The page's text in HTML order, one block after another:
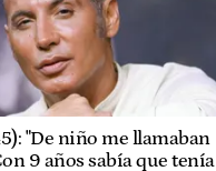
"De niño me llamaban
9 años sabía que tenía